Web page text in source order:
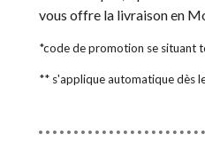
vous offre la livraison en
*code de promotion se situant
** s'applique automatique dès